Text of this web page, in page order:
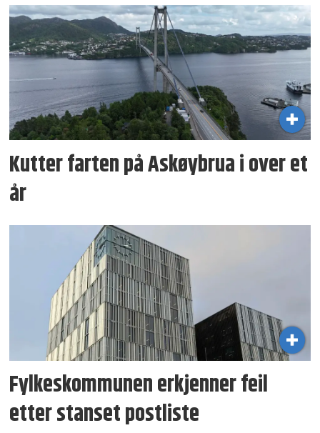
Kutter farten på Askøybrua i over et
år
Fylkeskommunen erkjenner feil
etter stanset postliste